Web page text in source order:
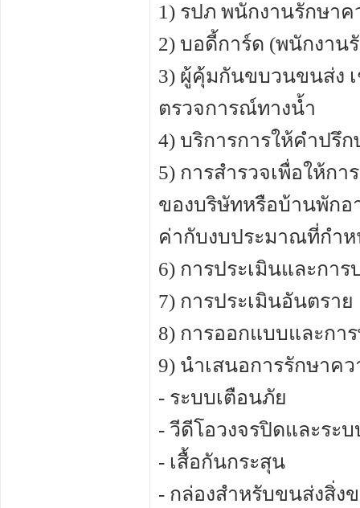
1) รปภ พนักงานรักษา
2) บอดี้การ์ด (พนักงา
3) ผู้คุ้มกันขบวนขนส่ง
ตรวจการณ์ทางน้ำ
4) บริการการให้คำปรึ
5) การสำรวจเพื่อให้ก
ของบริษัทหรือบ้านพักอ
ค่ากับงบประมาณที่กำ
6) การประเมินและการ
7) การประเมินอันตราย
8) การออกแบบและก
9) นำเสนอการรักษา
- ระบบเตือนภัย
- วีดีโอวงจรปิดและระบ
- เสื้อกันกระสุน
- กล่องสำหรับขนส่งสิ่ง